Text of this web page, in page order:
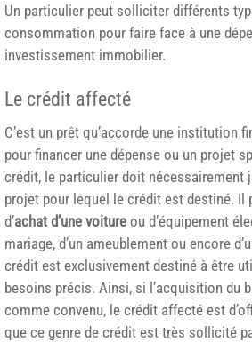
Un particulier peut solliciter différents
consommation pour faire face à une
investissement immobilier.
Le crédit affecté
C’est un prêt qu’accorde une institution
pour financer une dépense ou un projet
crédit, le particulier doit nécessairement
projet pour lequel le crédit est destiné. Il
d’achat d’une voiture ou d’équipement
mariage, d’un ameublement ou encore
crédit est exclusivement destiné à être
besoins précis. Ainsi, si l’acquisition du
comme convenu, le crédit affecté est
que ce genre de crédit est très sollicité